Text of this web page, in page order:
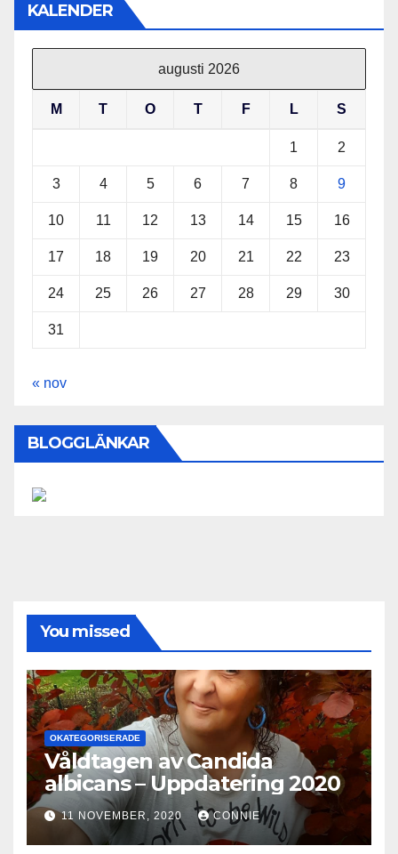
KALENDER
augusti 2026
M T O T F L S
1 2
3 4 5 6 7 8 9
10 11 12 13 14 15 16
17 18 19 20 21 22 23
24 25 26 27 28 29 30
31
« nov
BLOGGLÄNKAR
You missed
OKATEGORISERADE
Våldtagen av Candida
albicans – Uppdatering 2020
11 NOVEMBER, 2020 CONNIE